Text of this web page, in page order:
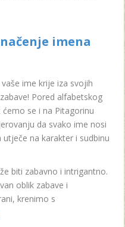
imena
ime krije iza svojih
Pored alfabetskog
se i na Pitagorinu
da svako ime nosi
na karakter i sudbinu
biti zabavno i intrigantno.
oblik zabave i
krenimo s